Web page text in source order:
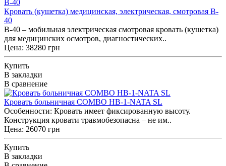
Кровать (кушетка) медицинская, электрическая, смотровая B-
40
B-40 – мобильная электрическая смотровая кровать (кушетка)
для медицинских осмотров, диагностических..
Цена: 38280 грн
Купить
В закладки
В сравнение
Кровать больничная COMBO HB-1-NATA SL
Особенности: Кровать имеет фиксированную высоту.
Конструкция кровати травмобезопасна – не им..
Цена: 26070 грн
Купить
В закладки